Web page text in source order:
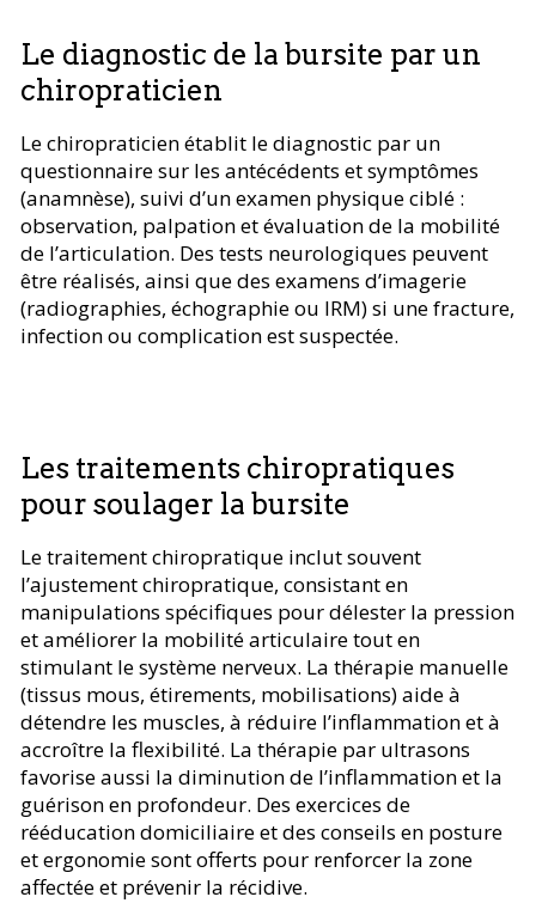
Le diagnostic de la bursite par un
chiropraticien
Le chiropraticien établit le diagnostic par un
questionnaire sur les antécédents et symptômes
(anamnèse), suivi d’un examen physique ciblé :
observation, palpation et évaluation de la mobilité
de l’articulation. Des tests neurologiques peuvent
être réalisés, ainsi que des examens d’imagerie
(radiographies, échographie ou IRM) si une fracture,
infection ou complication est suspectée.
Les traitements chiropratiques
pour soulager la bursite
Le traitement chiropratique inclut souvent
l’ajustement chiropratique, consistant en
manipulations spécifiques pour délester la pression
et améliorer la mobilité articulaire tout en
stimulant le système nerveux. La thérapie manuelle
(tissus mous, étirements, mobilisations) aide à
détendre les muscles, à réduire l’inflammation et à
accroître la flexibilité. La thérapie par ultrasons
favorise aussi la diminution de l’inflammation et la
guérison en profondeur. Des exercices de
rééducation domiciliaire et des conseils en posture
et ergonomie sont offerts pour renforcer la zone
affectée et prévenir la récidive.